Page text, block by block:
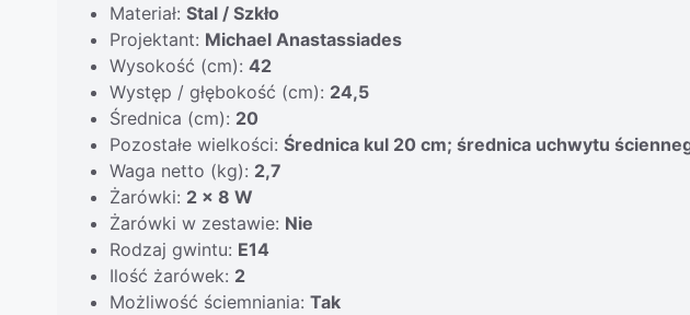
Materiał: Stal / Szkło
Projektant: Michael Anastassiades
Wysokość (cm): 42
Występ / głębokość (cm): 24,5
Średnica (cm): 20
Pozostałe wielkości: Średnica kul 20 cm; średnica uchwytu
Waga netto (kg): 2,7
Żarówki: 2 x 8 W
Żarówki w zestawie: Nie
Rodzaj gwintu: E14
Ilość żarówek: 2
Możliwość ściemniania: Tak